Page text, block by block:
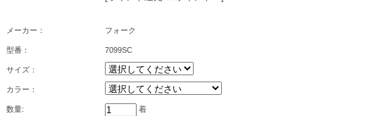
メーカー： フォーク
型番： 7099SC
サイズ：
カラー：
数量: 着